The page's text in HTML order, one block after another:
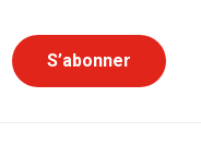
S’abonner